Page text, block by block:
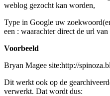
weblog gezocht kan worden,
Type in Google uw
een : waarachter direct de url
Voorbeeld
Bryan Magee site:http://
Dit werkt ook op de
verwerkt. Dat wordt dus: